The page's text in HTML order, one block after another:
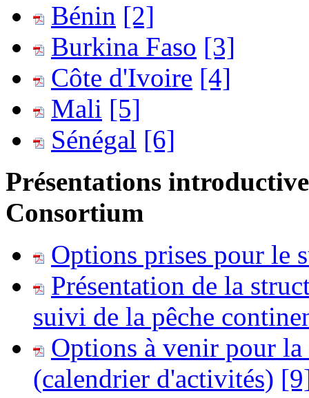
Bénin [2]
Burkina Faso [3]
Côte d'Ivoire [4]
Mali [5]
Sénégal [6]
Présentations
Consortium
Options prises pour le
Présentation de la
suivi de la pêche
Options à venir pour
(calendrier d'activités)